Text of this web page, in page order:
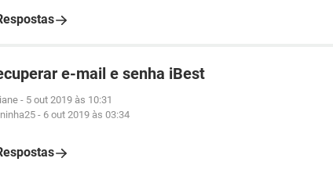
e-mail e senha iBest
- 5 out 2019 às 10:31
ninha25 - 6 out 2019 às 03:34